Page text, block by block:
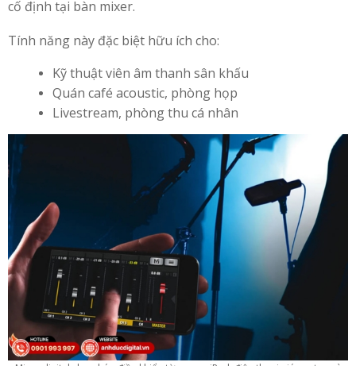
cố định tại bàn mixer.
Tính năng này đặc biệt hữu ích cho:
Kỹ thuật viên âm thanh sân khấu
Quán café acoustic, phòng họp
Livestream, phòng thu cá nhân